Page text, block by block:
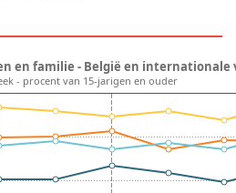
en familie - België en internationale
- procent van 15-jarigen en ouder